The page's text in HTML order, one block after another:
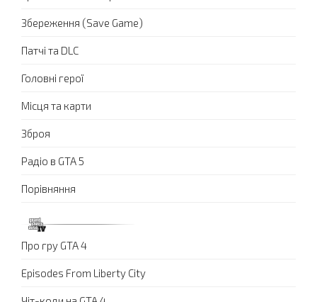
Збереження (Save Game)
Патчі та DLC
Головні герої
Місця та карти
Зброя
Радіо в GTA 5
Порівняння
Про гру GTA 4
Episodes From Liberty City